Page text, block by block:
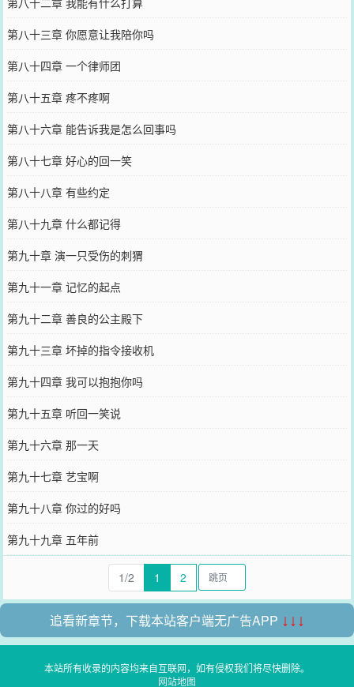
第八十三章 你愿意让我陪你吗
第八十四章 一个律师团
第八十五章 疼不疼啊
第八十六章 能告诉我是怎么回事吗
第八十七章 好心的回一笑
第八十八章 有些约定
第八十九章 什么都记得
第九十章 演一只受伤的刺猬
第九十一章 记忆的起点
第九十二章 善良的公主殿下
第九十三章 坏掉的指令接收机
第九十四章 我可以抱抱你吗
第九十五章 听回一笑说
第九十六章 那一天
第九十七章 艺宝啊
第九十八章 你过的好吗
第九十九章 五年前
1/2 1 2
追看新章节，下载本站客户端无广告APP ↓↓↓
本站所有收录的内容均来自互联网，如有侵权我们将尽快删除。
网站地图